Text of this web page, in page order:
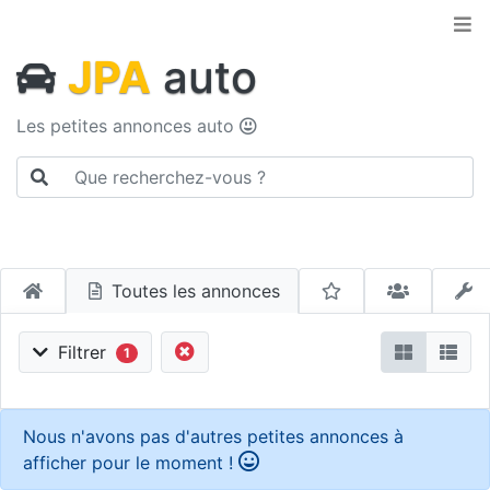
JPA auto
Les petites annonces auto
Toutes les annonces
Filtrer 1
Nous n'avons pas d'autres petites annonces à
afficher pour le moment !